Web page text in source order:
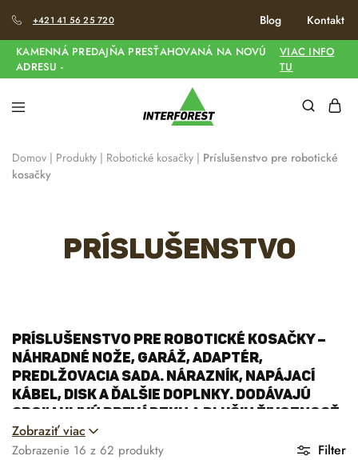
+421 41 56 25 720 Blog Kontakt
KAMENNÁ PREDAJŇA PRESŤAHOVANÁ NA NOVÚ
ADRESU -
VIAC INFO
TU
Domov | Produkty | Robotické kosačky | Príslušenstvo pre robotické
kosačky
Príslušenstvo
Príslušenstvo pre robotické kosačky –
náhradné nože, garáž, adaptér,
predlžovacia sada. nárazník, napájací
kábel, disk a ďalšie doplnky. dodávajú
spoľahlivú prevádzku a dlhšiu životnosť
kosačky. Všetko pre efektívne kosenie a
jednoduchú údržbu.
Zobraziť viac
Filter
Zobrazenie 16 z 62 produkty